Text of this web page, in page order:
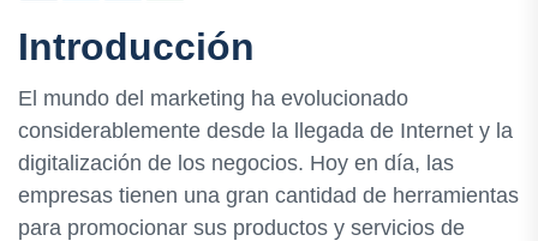
Introducción
El mundo del marketing ha evolucionado
considerablemente desde la llegada de Internet y la
digitalización de los negocios. Hoy en día, las
empresas tienen una gran cantidad de herramientas
para promocionar sus productos y servicios de